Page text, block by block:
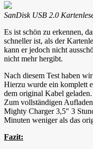
SanDisk USB 2.0
Es ist schön zu erkennen,
schneller ist, als der
kann er jedoch nicht
nicht mehr hergibt.
Nach diesem Test haben
Hierzu wurde ein komplett
dem original Kabel geladen.
Zum vollständigen
Mighty Charger 3,5″ 3
Minuten weniger als das
Fazit: